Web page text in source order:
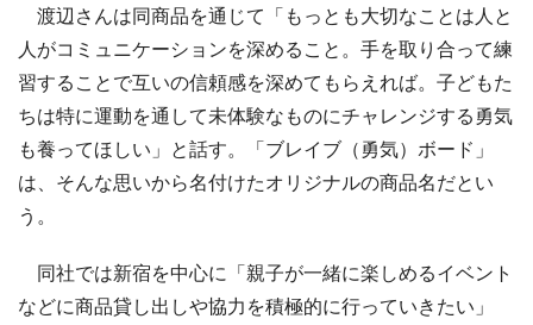
渡辺さんは同商品を通じて「もっとも大切なことは人と
人がコミュニケーションを深めること。手を取り合って練
習することで互いの信頼感を深めてもらえれば。子どもた
ちは特に運動を通して未体験なものにチャレンジする勇気
も養ってほしい」と話す。「ブレイブ（勇気）ボード」
は、そんな思いから名付けたオリジナルの商品名だとい
う。
同社では新宿を中心に「親子が一緒に楽しめるイベント
などに商品貸し出しや協力を積極的に行っていきたい」